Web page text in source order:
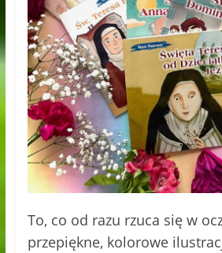
To, co od razu rzuca się w
przepiękne, kolorowe